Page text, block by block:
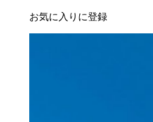
お気に入りに登録